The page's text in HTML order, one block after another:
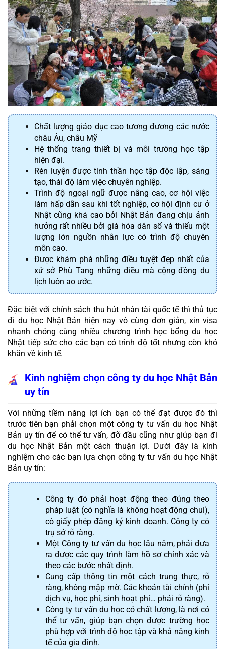
Chất lượng giáo dục cao tương đương các nước
châu Âu, châu Mỹ
Hệ thống trang thiết bị và môi trường học tập
hiện đại.
Rèn luyện được tinh thần học tập độc lập, sáng
tạo, thái độ làm việc chuyên nghiệp.
Trình độ ngoại ngữ được nâng cao, cơ hội việc
làm hấp dẫn sau khi tốt nghiệp, cơ hội định cư ở
Nhật cũng khá cao bởi Nhật Bản đang chịu ảnh
hưởng rất nhiều bởi già hóa dân số và thiếu một
lượng lớn nguồn nhân lực có trình độ chuyên
môn cao.
Được khám phá những điều tuyệt đẹp nhất của
xứ sở Phù Tang những điều mà cộng đồng du
lịch luôn ao ước.
Đặc biệt với chính sách thu hút nhân tài quốc tế thì thủ tục
đi du học Nhật Bản hiện nay vô cùng đơn giản, xin visa
nhanh chóng cùng nhiều chương trình học bổng du học
Nhật tiếp sức cho các bạn có trình độ tốt nhưng còn khó
khăn về kinh tế.
Kinh nghiệm chọn công ty du học Nhật Bản
uy tín
Với những tiềm năng lợi ích bạn có thể đạt được đó thì
trước tiên bạn phải chọn một công ty tư vấn du học Nhật
Bản uy tín để có thể tư vấn, đỡ đầu cũng như giúp bạn đi
du học Nhật Bản một cách thuận lợi. Dưới đây là kinh
nghiệm cho các bạn lựa chọn công ty tư vấn du học Nhật
Bản uy tín:
Công ty đó phải hoạt động theo đúng theo
pháp luật (có nghĩa là không hoạt động chui),
có giấy phép đăng ký kinh doanh. Công ty có
trụ sở rõ ràng.
Một Công ty tư vấn du học lâu năm, phải đưa
ra được các quy trình làm hồ sơ chính xác và
theo các bước nhất định.
Cung cấp thông tin một cách trung thực, rõ
ràng, không mập mờ. Các khoản tài chính (phí
dịch vụ, học phí, sinh hoạt phí… phải rõ ràng).
Công ty tư vấn du học có chất lượng, là nơi có
thể tư vấn, giúp bạn chọn được trường học
phù hợp với trình độ học tập và khả năng kinh
tế của gia đình.